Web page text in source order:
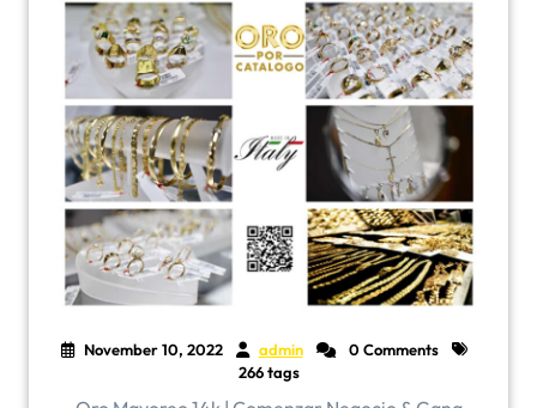
November 10, 2022 admin
0 Comments
266 tags